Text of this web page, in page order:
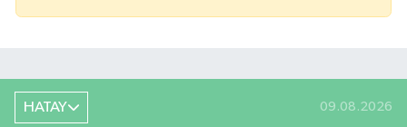
HATAY 09.08.2026